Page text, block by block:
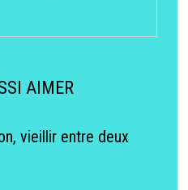
AIMER
vieillir entre deux